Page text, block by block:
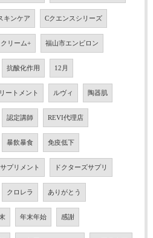
キンケア Cクエンスシリーズ
リーム+ 福山市エンビロン
抗酸化作用 12月
ートメント ルヴィ 陶器肌
認定講師 REVI代理店
暴飲暴食 免疫低下
サプリメント ドクターズサプリ
クロレラ ありがとう
年末年始 感謝